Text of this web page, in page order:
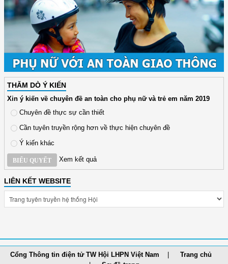
THĂM DÒ Ý KIẾN
Xin ý kiến về chuyên đề an toàn cho phụ nữ và trẻ em năm 2019
Chuyên đề thực sự cần thiết
Cần tuyên truyền rộng hơn về thực hiện chuyên đề
Ý kiến khác
BIỂU QUYẾT Xem kết quả
LIÊN KẾT WEBSITE
Cổng Thông tin điện tử TW Hội LHPN Việt Nam
Trang chủ